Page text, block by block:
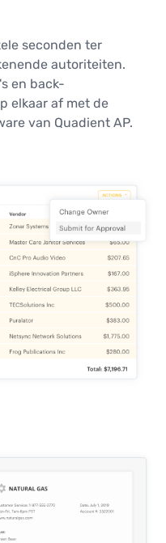
seconden ter
autoriteiten.
en back-
elkaar af met de
van Quadient AP.